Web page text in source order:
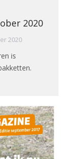
2020
2020
is